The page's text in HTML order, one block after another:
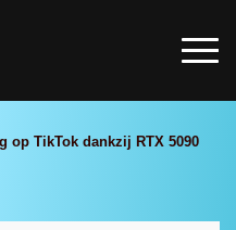
op TikTok dankzij RTX 5090